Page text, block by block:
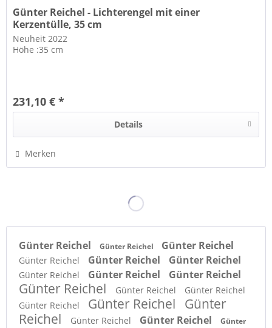
Günter Reichel - Lichterengel mit einer
Kerzentülle, 35 cm
Neuheit 2022
Höhe :35 cm
231,10 € *
Details
Merken
Günter Reichel Günter Reichel Günter Reichel
Günter Reichel Günter Reichel Günter Reichel
Günter Reichel Günter Reichel Günter Reichel
Günter Reichel Günter Reichel
Günter Reichel
Günter Reichel
Günter Reichel
Günter
Reichel
Günter Reichel Günter Reichel
Günter